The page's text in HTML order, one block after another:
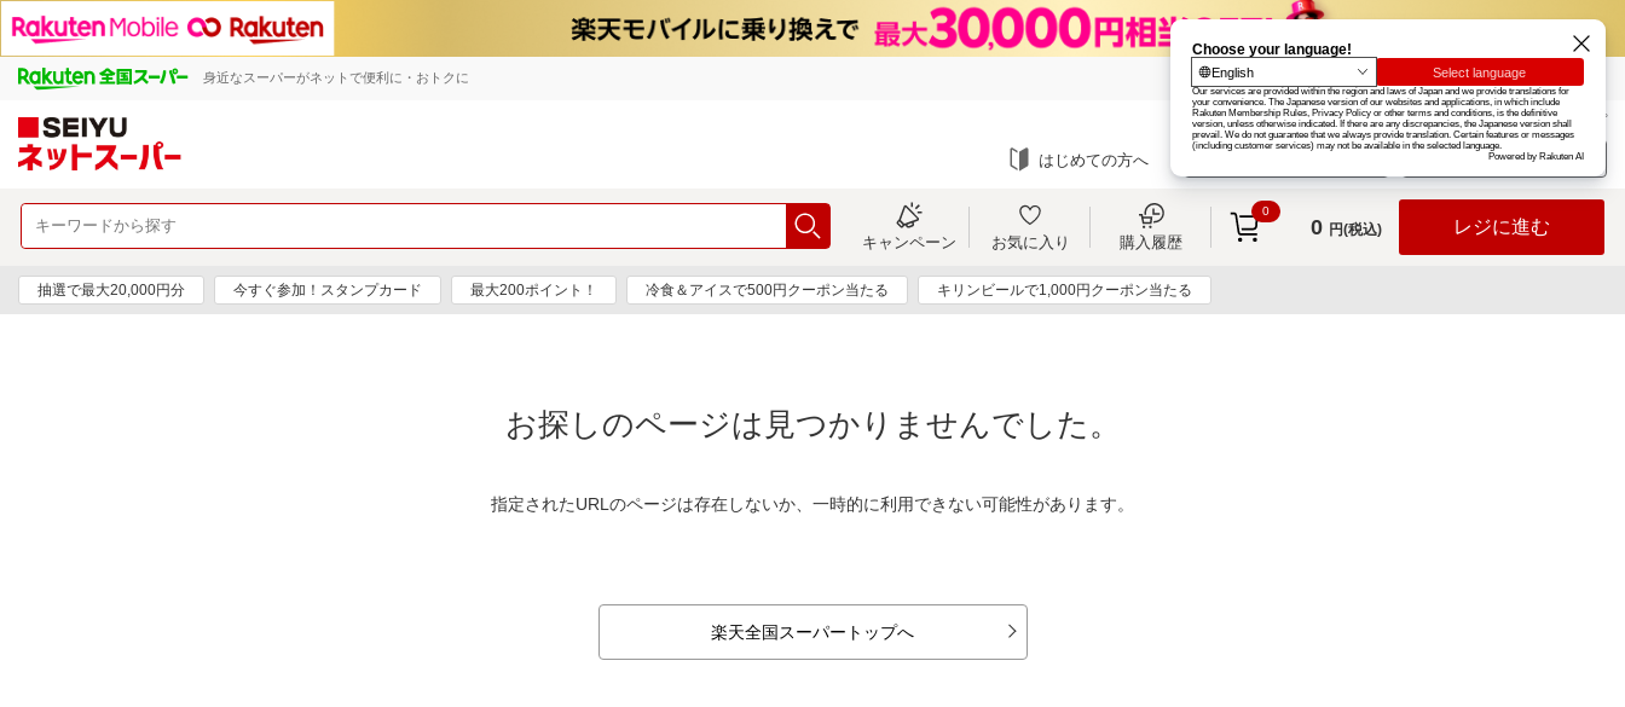
身近なスーパーがネットで便利に・おトクに 楽天グループ カード
お知らせ ヘルプ
はじめての方へ ログイン
キャンペーン お気に入り 購入履歴
0
0 円(税込) レジに進む
抽選で最大20,000円分 今すぐ参加！スタンプカード 最大200ポイント！ 冷食＆アイスで500円クーポン当たる キリンビールで1,000円クーポン当たる
お探しのページは見つかりませんでした。
指定されたURLのページは存在しないか、一時的に利用できない可能性があります。
楽天全国スーパートップへ